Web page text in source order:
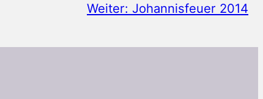
Weiter: Johannisfeuer 2014